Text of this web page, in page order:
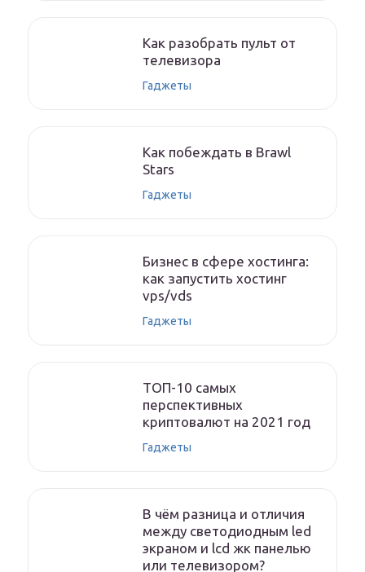
Как разобрать пульт от
телевизора
Гаджеты
Как побеждать в Brawl
Stars
Гаджеты
Бизнес в сфере хостинга:
как запустить хостинг
vps/vds
Гаджеты
ТОП-10 самых
перспективных
криптовалют на 2021 год
Гаджеты
В чём разница и отличия
между светодиодным led
экраном и lcd жк панелью
или телевизором?